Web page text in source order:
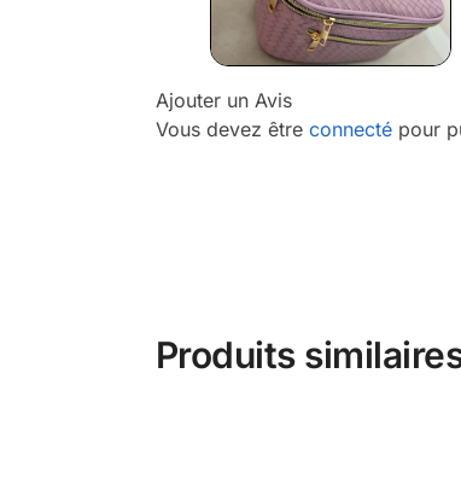
Ajouter un Avis
Vous devez être connectépour
Produits